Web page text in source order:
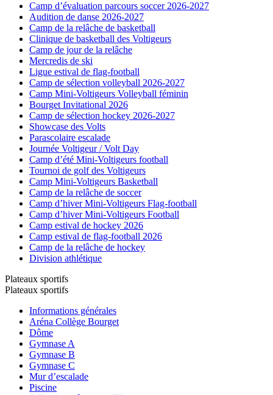
Camp d’évaluation parcours soccer 2026-2027
Audition de danse 2026-2027
Camp de la relâche de basketball
Clinique de basketball des Voltigeurs
Camp de jour de la relâche
Mercredis de ski
Ligue estival de flag-football
Camp de sélection volleyball 2026-2027
Camp Mini-Voltigeurs Volleyball féminin
Bourget Invitational 2026
Camp de sélection hockey 2026-2027
Showcase des Volts
Parascolaire escalade
Journée Voltigeur / Volt Day
Camp d’été Mini-Voltigeurs football
Tournoi de golf des Voltigeurs
Camp Mini-Voltigeurs Basketball
Camp de la relâche de soccer
Camp d’hiver Mini-Voltigeurs Flag-football
Camp d’hiver Mini-Voltigeurs Football
Camp estival de hockey 2026
Camp estival de flag-football 2026
Camp de la relâche de hockey
Division athlétique
Plateaux sportifs
Plateaux sportifs
Informations générales
Aréna Collège Bourget
Dôme
Gymnase A
Gymnase B
Gymnase C
Mur d’escalade
Piscine